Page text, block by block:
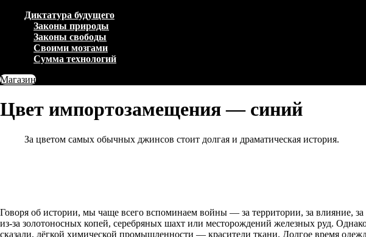
Диктатура будущего
Законы природы
Законы свободы
Своими мозгами
Сумма технологий
Магазин
Цвет импортозамещения — синий
За цветом самых обычных джинсов стоит долгая и драматическая история.
Говоря об истории, мы чаще всего вспоминаем войны — за территории, за влияние, за
из-за золотоносных копей, серебряных шахт или месторождений железных руд.
сказали, лёгкой химической промышленности — красители ткани. Долгое время